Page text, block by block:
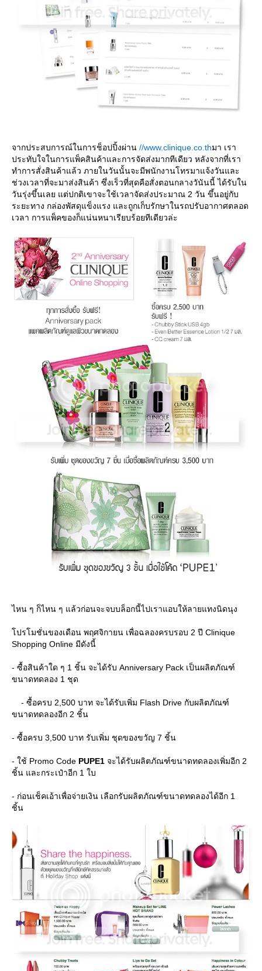
จากประสบการณ์ในการช็อปปิ้งผ่าน //www.clinique.co.thมา เรา
ประทับใจในการแพ็คสินค้าและการจัดส่งมากทีเดียว หลังจากที่เรา
ทำการสั่งสินค้าแล้ว ภายในวันนั้นจะมีพนักงานโทรมาแจ้งวันและ
ช่วงเวลาที่จะมาส่งสินค้า ซึ่งเร็วที่สุดคือสั่งตอนกลางวันันนี้ ได้รับใน
วันรุ่งขึ้นเลย แต่ปกติเขาจะใช้เวลาจัดส่งประมาณ 2 วัน ขึ้นอยู่กับ
ระยะทาง กล่องพัสดุแข็งแรง และถูกเก็บรักษาในรถปรับอากาศตลอด
เวลา การแพ็คของก็แน่นหนาเรียบร้อยทีเดียวล่ะ
ไหน ๆ ก็ไหน ๆ แล้วก่อนจะจบบล็อกนี้ไปเราแอบให้ลายแทงนิดนุง
ปรโมชั่นของเดือน พฤศจิกายน เพื่อฉลองครบรอบ 2 ปี Clinique
Shopping Online มีดังนี้
- ซื้อสินค้าใด ๆ 1 ชิ้น จะได้รับ Anniversary Pack เป็นผลิตภัณฑ์
ขนาดทดลอง 1 ชุด
- ซื้อครบ 2,500 บาท จะได้รับเพิ่ม Flash Drive กับผลิตภัณฑ์
ขนาดทดลองอีก 2 ชิ้น
- ซื้อครบ 3,500 บาท รับเพิ่ม ชุดของขวัญ 7 ชิ้น
- ใช้ Promo Code PUPE1 จะได้รับผลิตภัณฑ์ขนาดทดลองเพิ่มอีก 2
ชิ้น และกระเป๋าอีก 1 ใบ
- ก่อนเช็คเอ้าเพื่อจ่ายเงิน เลือกรับผลิตภัณฑ์ขนาดทดลองได้อีก 1
ชิ้น